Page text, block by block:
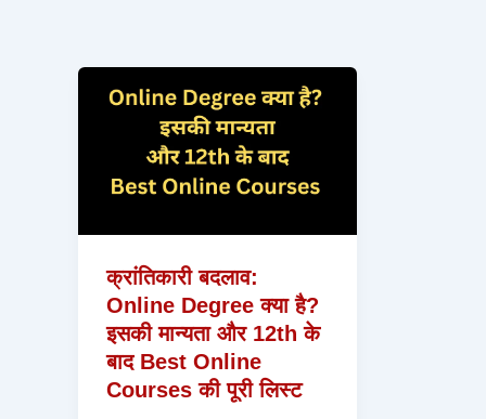
क्रांतिकारी बदलाव:
Online Degree क्या है?
इसकी मान्यता और 12th के
बाद Best Online
Courses की पूरी लिस्ट